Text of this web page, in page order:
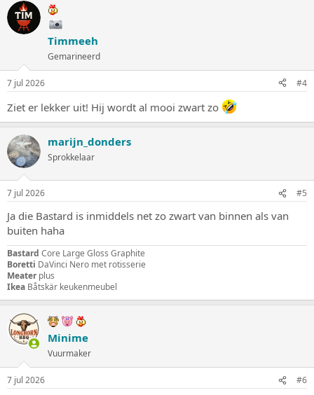
r
d
e
e
:
Timmeeh
Gemarineerd
7 jul 2026 #4
Ziet er lekker uit! Hij wordt al mooi zwart zo
marijn_donders
Sprokkelaar
7 jul 2026 #5
Ja die Bastard is inmiddels net zo zwart van binnen als van
buiten haha
Bastard Core Large Gloss Graphite
Boretti DaVinci Nero met rotisserie
Meater plus
Ikea Båtskär keukenmeubel
Minime
Vuurmaker
7 jul 2026 #6